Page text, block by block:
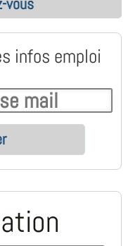
infos emploi